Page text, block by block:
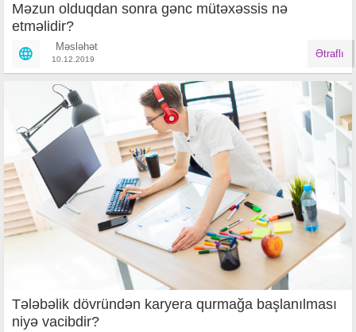
Məzun olduqdan sonra gənc mütəxəssis nə
etməlidir?
Məsləhət
10.12.2019 Ətraflı
Tələbəlik dövründən karyera qurmağa başlanılması
niyə vacibdir?